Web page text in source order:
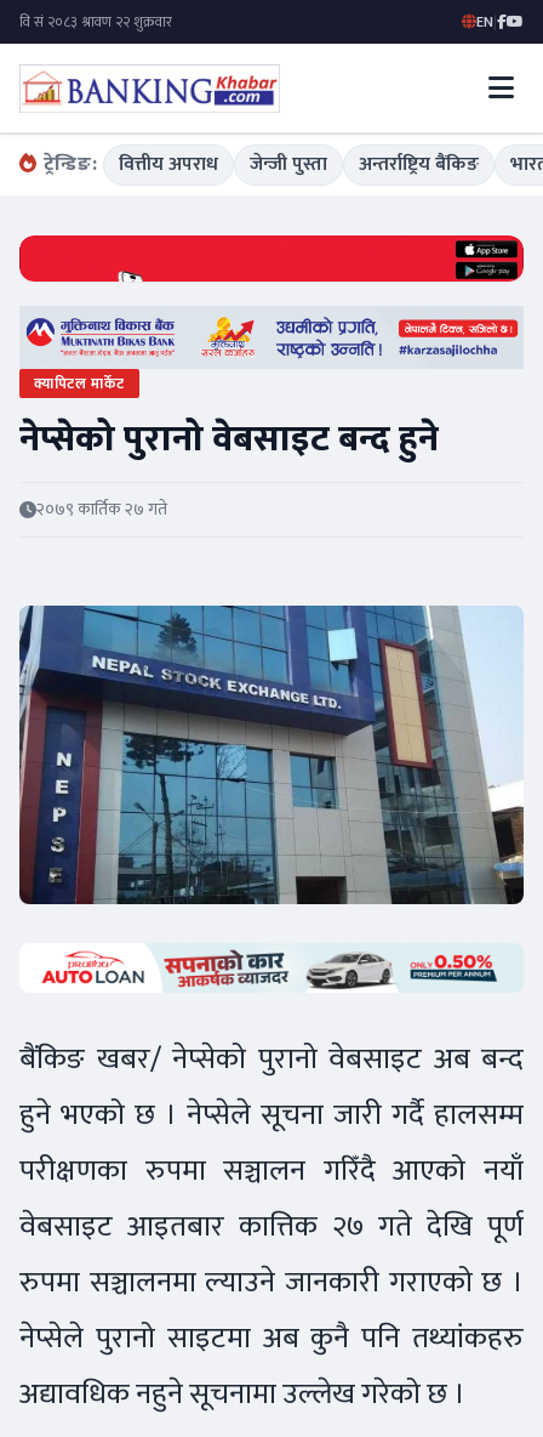
EN|
ट्रेन्डिङ: वित्तीय अपराध जेन्जी पुस्ता अन्तर्राष्ट्रिय बैंकिङ
क्यापिटल मार्केट
नेप्सेको पुरानो वेबसाइट बन्द हुने
२०७९ कार्तिक २७ गते
बैंकिङ खबर/ नेप्सेको पुरानो वेबसाइट अब बन्द
हुने भएको छ । नेप्सेले सूचना जारी गर्दै हालसम्म
परीक्षणका रुपमा सञ्चालन गरिँदै आएको नयाँ
वेबसाइट आइतबार कात्तिक २७ गते देखि पूर्ण
रुपमा सञ्चालनमा ल्याउने जानकारी गराएको छ ।
नेप्सेले पुरानो साइटमा अब कुनै पनि तथ्यांकहरु
अद्यावधिक नहुने सूचनामा उल्लेख गरेको छ ।